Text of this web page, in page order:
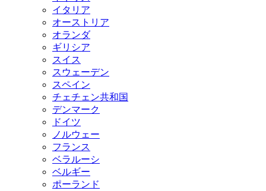
イタリア
オーストリア
オランダ
ギリシア
スイス
スウェーデン
スペイン
チェチェン共和国
デンマーク
ドイツ
ノルウェー
フランス
ベラルーシ
ベルギー
ポーランド